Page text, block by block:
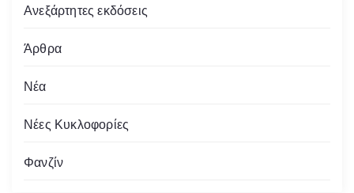
Ανεξάρτητες εκδόσεις
Άρθρα
Νέα
Νέες Κυκλοφορίες
Φανζίν